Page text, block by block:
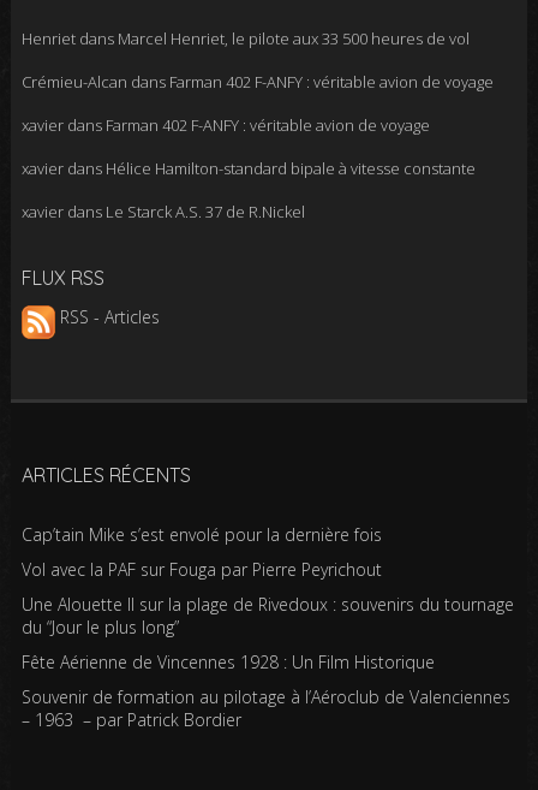
Henrietdans Marcel Henriet, le pilote aux 33 500 heures de vol
Crémieu-Alcan dans Farman 402 F-ANFY : véritable avion de voyage
xavierdans Farman 402 F-ANFY : véritable avion de voyage
xavierdans Hélice Hamilton-standard bipale à vitesse constante
xavierdans Le Starck A.S. 37 de R.Nickel
FLUX RSS
RSS - Articles
ARTICLES RÉCENTS
Cap’tain Mike s’est envolé pour la dernière fois
Vol avec la PAF sur Fouga par Pierre Peyrichout
Une Alouette II sur la plage de Rivedoux : souvenirs du tournage
du “Jour le plus long”
Fête Aérienne de Vincennes 1928 : Un Film Historique
Souvenir de formation au pilotage à l’Aéroclub de Valenciennes
– 1963 – par Patrick Bordier